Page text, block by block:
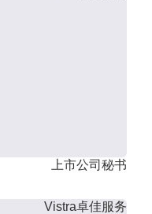
上市公司秘书
Vistra卓佳服务